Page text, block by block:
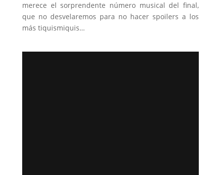
merece el sorprendente número musical del final,
que no desvelaremos para no hacer spoilers a los
más tiquismiquis…